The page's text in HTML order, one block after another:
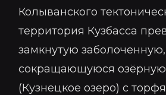
Колыванского
территория Кузбасса
замкнутую
сокращающуюся
(Кузнецкое озеро) с